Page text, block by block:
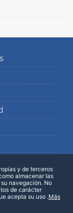
y de terceros
almacenar las
navegación. No
de carácter
acepta su uso .Más